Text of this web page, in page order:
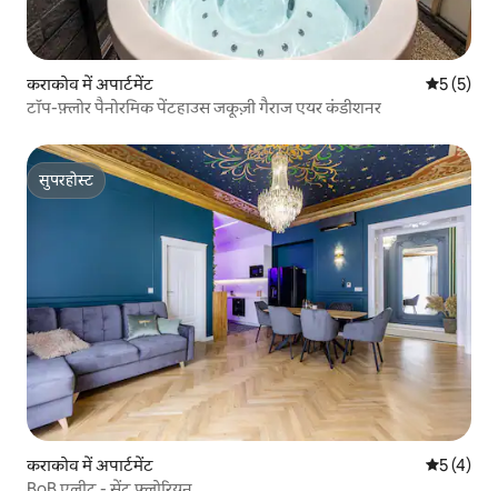
कराकोव में अपार्टमेंट औसत रेटिंग
5 (5)
टॉप-फ़्लोर पैनोरमिक पेंटहाउस जकूज़ी गैराज एयर कंडीशनर
सुपरहोस्ट
सुपरहोस्ट
कराकोव में अपार्टमेंट औसत रेटिंग
5 (4)